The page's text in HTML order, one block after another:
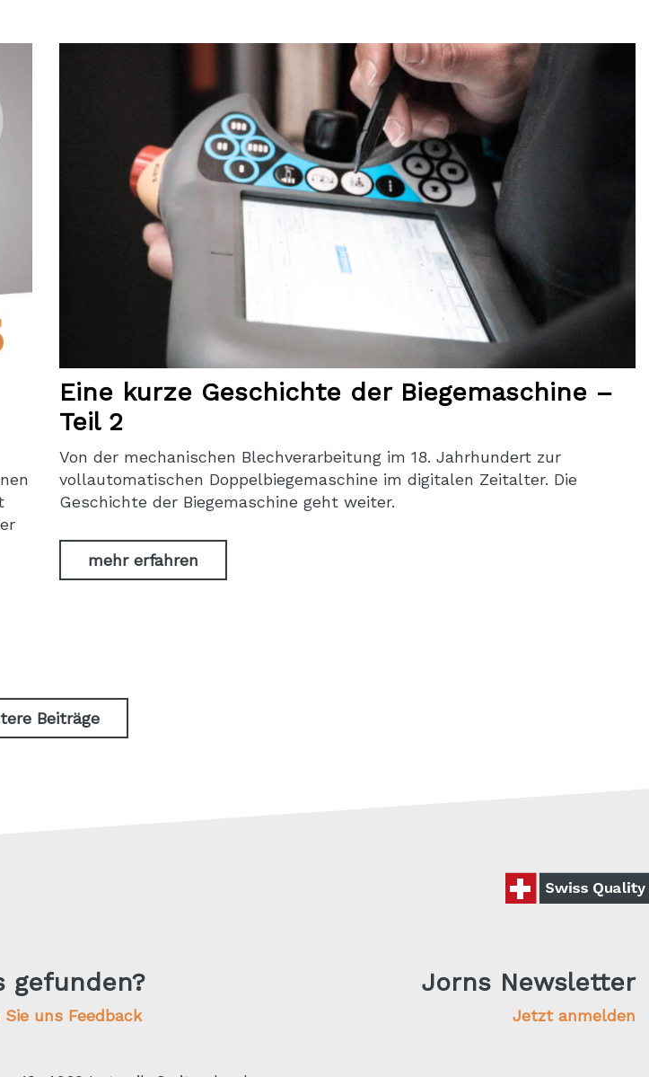
Eine kurze Geschichte der Biegemaschine –
Teil 2
Von der mechanischen Blechverarbeitung im 18. Jahrhundert zur
vollautomatischen Doppelbiegemaschine im digitalen Zeitalter. Die
Geschichte der Biegemaschine geht weiter.
mehr erfahren
Beiträge
gefunden?
Sie uns Feedback
Jorns Newsletter
Jetzt anmelden